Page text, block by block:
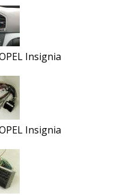
Insignia
Insignia